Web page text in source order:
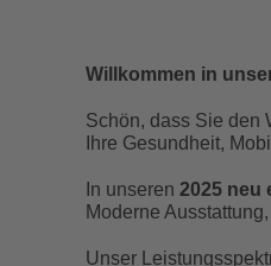
Willkommen in
Schön, dass Sie den
Ihre Gesundheit,
In unseren 2025 neu
Moderne
Unser